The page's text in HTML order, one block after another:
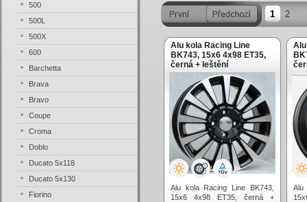
1 2
Alu kola Racing Line
BK743, 15x6 4x98 ET35,
černá + leštění
Alu kola Racing Line BK743,
15x6 4x98 ET35, černá +
Alu
500
500L
500X
600
Barchetta
Brava
Bravo
Coupe
Croma
Doblo
Ducato 5x118
Ducato 5x130
Fiorino